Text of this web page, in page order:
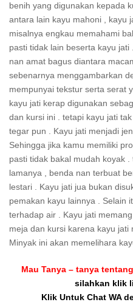
benih yang digunakan kepada
antara lain kayu mahoni , kayu
misalnya engkau memahami
pasti tidak lain beserta kayu
nan amat bagus diantara
sebenarnya menggambarkan
mempunyai tekstur serta serat
kayu jati kerap digunakan
dan kursi ini . tetapi kayu jati
tegar pun . Kayu jati menjadi
Sehingga jika kamu memiliki
pasti tidak bakal mudah koyak
lamanya , benda nan terbuat
lestari . Kayu jati jua bukan
pemakan kayu lainnya . Selain
terhadap air . Kayu jati
meja dan kursi karena kayu jati
Minyak ini akan memelihara
Mau Tanya – tanya
silahkan klik
Klik Untuk Chat WA